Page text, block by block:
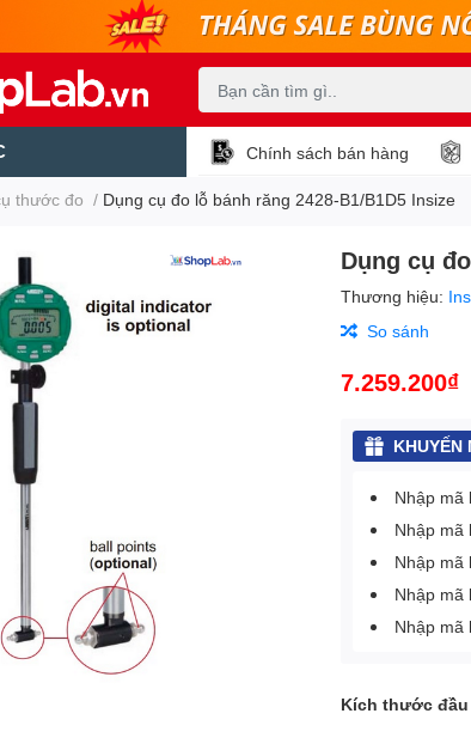
Chính sách bán hàng
thước đo / Dụng cụ đo lỗ bánh răng 2428-B1/B1D5 Insize
Dụng cụ
Thương hiệu:
So sánh
7.259.200₫
KHUYẾN
Nhập mã
Nhập mã
Nhập mã
Nhập mã
Nhập mã
Kích thước